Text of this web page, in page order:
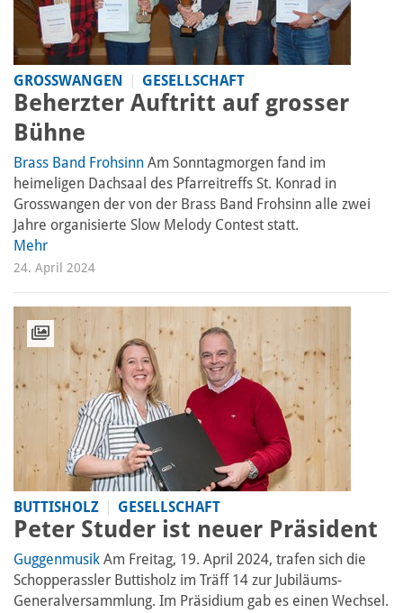
GROSSWANGEN GESELLSCHAFT
Beherzter Auftritt auf grosser
Bühne
Brass Band Frohsinn Am Sonntagmorgen fand im
heimeligen Dachsaal des Pfarreitreffs St. Konrad in
Grosswangen der von der Brass Band Frohsinn alle zwei
Jahre organisierte Slow Melody Contest statt.
Mehr
24. April 2024
BUTTISHOLZ GESELLSCHAFT
Peter Studer ist neuer Präsident
Guggenmusik Am Freitag, 19. April 2024, trafen sich die
Schopperassler Buttisholz im Träff 14 zur Jubiläums-
Generalversammlung. Im Präsidium gab es einen Wechsel.